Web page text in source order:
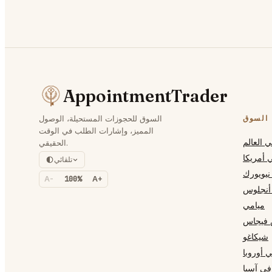
AppointmentTrader
السوق للحجوزات المستحيلة، الوصول
المميز، وإشارات الطلب في الوقت
الحقيقي.
تلقائي
A- 100% A+
السوق
العالم
أمريكا
نيويورك
ميامي
فيجاس
شيكاغو
أوروبا
آسيا